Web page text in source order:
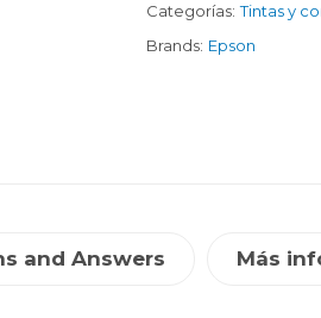
Categorías: Tintas y
Brands: Epson
and Answers Más